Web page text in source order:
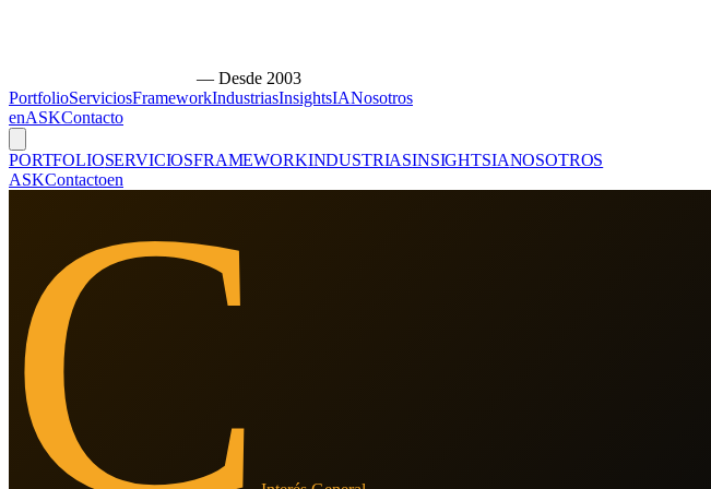
— Desde 2003
PortfolioServiciosFrameworkIndustriasInsightsIANosotros
enASKContacto
PORTFOLIOSERVICIOSFRAMEWORKINDUSTRIASINSIGHTSIANOSOTROS
ASKContactoen
C